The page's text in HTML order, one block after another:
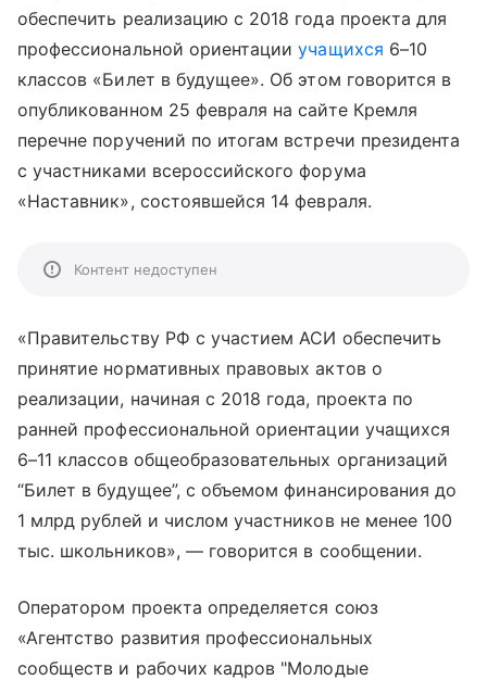
обеспечить реализацию с 2018 года проекта для
профессиональной ориентацииучащихся 6–10
классов «Билет в будущее». Об этом говорится в
опубликованном 25 февраля на сайте Кремля
перечне поручений по итогам встречи президента
с участниками всероссийского форума
«Наставник», состоявшейся 14 февраля.
Контент недоступен
«Правительству РФ с участием АСИ обеспечить
принятие нормативных правовых актов о
реализации, начиная с 2018 года, проекта по
ранней профессиональной ориентации учащихся
6–11 классов общеобразовательных организаций
“Билет в будущее”, с объемом финансирования до
1 млрд рублей и числом участников не менее 100
тыс. школьников», — говорится в сообщении.
Оператором проекта определяется союз
«Агентство развития профессиональных
сообществ и рабочих кадров "Молодые